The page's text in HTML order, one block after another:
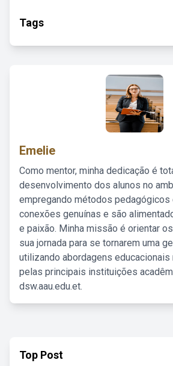
Tags
Emelie
Como mentor, minha dedicação é
desenvolvimento dos alunos no
empregando métodos pedagógicos
conexões genuínas e são
e paixão. Minha missão é orientar
sua jornada para se tornarem uma
utilizando abordagens educacionais
pelas principais instituições
dsw.aau.edu.et.
Top Post